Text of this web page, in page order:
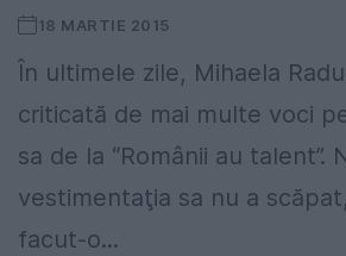
18 MARTIE 2015
În ultimele zile, Mihaela
criticată de mai multe voci
sa de la “Românii au talent”.
vestimentaţia sa nu a
facut-o...